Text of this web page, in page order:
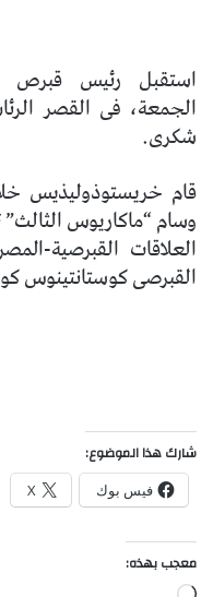
استقبل رئيس قبرص
الجمعة، فى القصر
شكرى.
قام خريستوذوليذيس
وسام “ماكاريوس
العلاقات القبرصية-
القبرصى كوستانتينوس
شارك هذا الموضوع:
فيس بوك X
معجب بهذه: